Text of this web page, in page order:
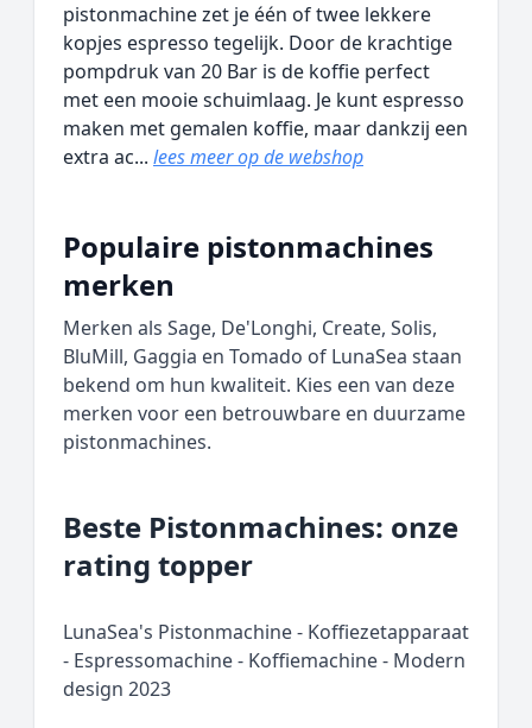
pistonmachine zet je één of twee lekkere
kopjes espresso tegelijk. Door de krachtige
pompdruk van 20 Bar is de koffie perfect
met een mooie schuimlaag. Je kunt espresso
maken met gemalen koffie, maar dankzij een
extra ac... lees meer op de webshop
Populaire pistonmachines
merken
Merken als Sage, De'Longhi, Create, Solis,
BluMill, Gaggia en Tomado of LunaSea staan
bekend om hun kwaliteit. Kies een van deze
merken voor een betrouwbare en duurzame
pistonmachines.
Beste Pistonmachines: onze
rating topper
LunaSea's Pistonmachine - Koffiezetapparaat
- Espressomachine - Koffiemachine - Modern
design 2023